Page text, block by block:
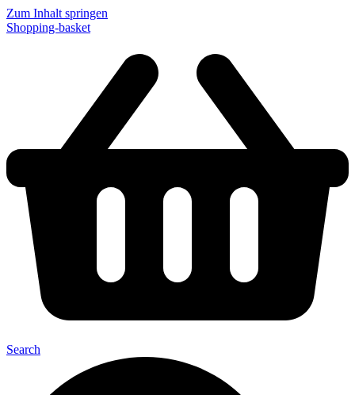
Zum Inhalt springen
Shopping-basket
Search